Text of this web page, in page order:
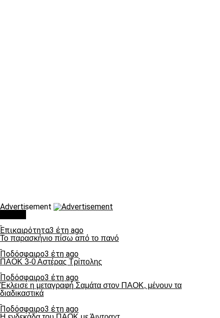
Advertisement
Επικαιρότητα3 έτη ago
Το παρασκήνιο πίσω από το πανό
Ποδόσφαιρο3 έτη ago
ΠΑΟΚ 3-0 Αστέρας Τρίπολης
Ποδόσφαιρο3 έτη ago
Έκλεισε η μεταγραφή Σαμάτα στον ΠΑΟΚ, μένουν τα
διαδικαστικά
Ποδόσφαιρο3 έτη ago